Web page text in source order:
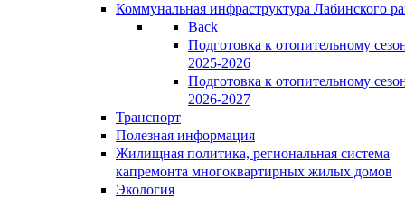
Коммунальная инфраструктура Лабинского
Back
Подготовка к отопительному
2025-2026
Подготовка к отопительному
2026-2027
Транспорт
Полезная информация
Жилищная политика, региональная система
капремонта многоквартирных жилых домов
Экология